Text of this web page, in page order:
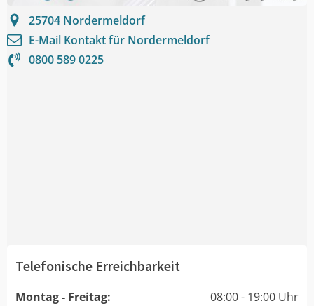
25704 Nordermeldorf
E-Mail Kontakt für Nordermeldorf
0800 589 0225
Telefonische Erreichbarkeit
Montag - Freitag:
08:00 - 19:00 Uhr